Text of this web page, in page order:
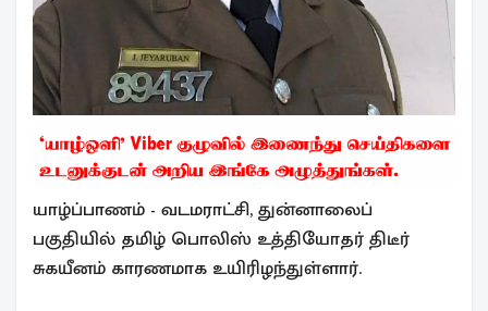
யாழ்ப்பாணம் - வடமராட்சி, துன்னாலைப்
பகுதியில் தமி்ழ் பொலிஸ் உத்தியோதர் திடீர்
சுகயீனம் காரணமாக உயிரிழந்துள்ளார்.